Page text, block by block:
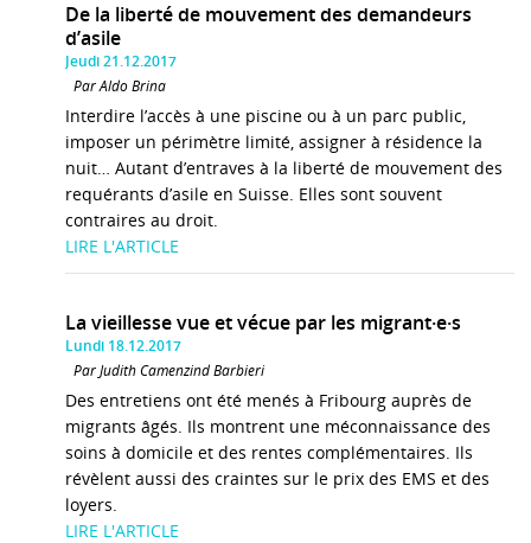
De la liberté de mouvement des demandeurs
d’asile
Jeudi 21.12.2017
Par Aldo Brina
Interdire l’accès à une piscine ou à un parc public,
imposer un périmètre limité, assigner à résidence la
nuit… Autant d’entraves à la liberté de mouvement des
requérants d’asile en Suisse. Elles sont souvent
contraires au droit.
LIRE L'ARTICLE
La vieillesse vue et vécue par les migrant·e·s
Lundi 18.12.2017
Par Judith Camenzind Barbieri
Des entretiens ont été menés à Fribourg auprès de
migrants âgés. Ils montrent une méconnaissance des
soins à domicile et des rentes complémentaires. Ils
révèlent aussi des craintes sur le prix des EMS et des
loyers.
LIRE L'ARTICLE